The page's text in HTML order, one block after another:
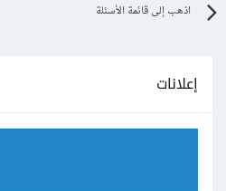
اذهب إلى قائمة الأسئلة
إعلانات